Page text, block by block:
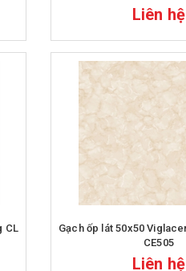
Liên hệ
Gạch ốp lát 50x50 Viglacera Cửu Long CL
CE505
Liên hệ